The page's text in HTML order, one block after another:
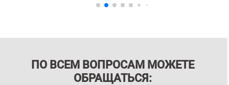
ПО ВСЕМ ВОПРОСАМ МОЖЕТЕ
ОБРАЩАТЬСЯ: